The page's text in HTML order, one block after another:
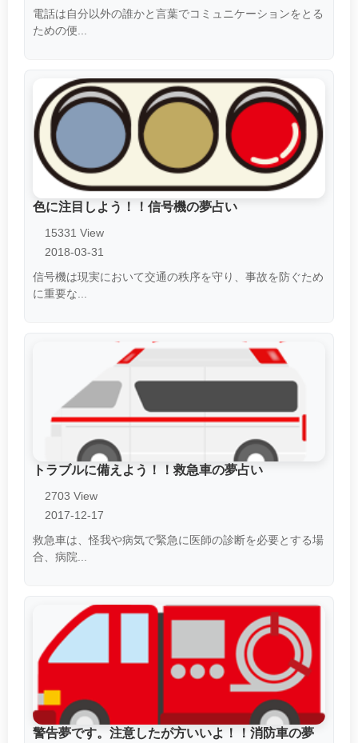
電話は自分以外の誰かと言葉でコミュニケーションをとる
ための便...
色に注目しよう！！信号機の夢占い
15331 View
2018-03-31
信号機は現実において交通の秩序を守り、事故を防ぐため
に重要な...
トラブルに備えよう！！救急車の夢占い
2703 View
2017-12-17
救急車は、怪我や病気で緊急に医師の診断を必要とする場
合、病院...
警告夢です。注意したが方いいよ！！消防車の夢